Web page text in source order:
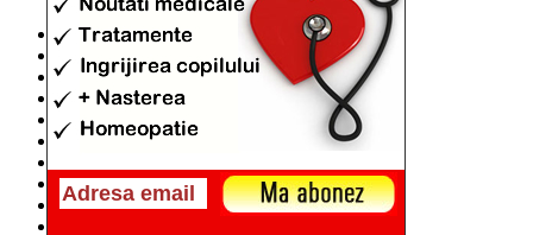
Diete si cure de slabire
(706)
Afectiuni si Boli
(401)
Corpul de la A la Z(315)
Medicina Naturista
Anatomie
(295)
Alimentatia(259)
Sanatatea si Preventia(170)
Interventii si Tratamente(167)